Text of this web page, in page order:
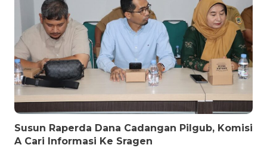
Susun Raperda Dana Cadangan Pilgub, Komisi
A Cari Informasi Ke Sragen